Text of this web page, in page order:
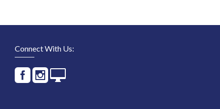
Connect With Us: